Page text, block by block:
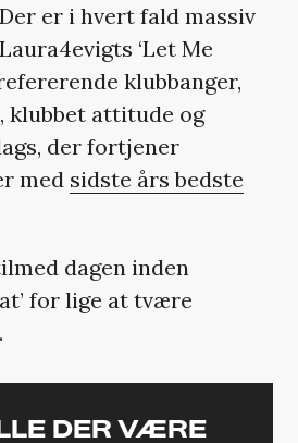
er i hvert fald massiv
‘Let Me
klubbanger,
klubbet attitude og
der fortjener
med sidste års bedste
dagen inden
for lige at tvære
DER VÆRE